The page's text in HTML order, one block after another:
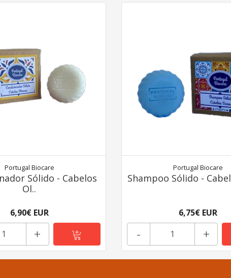
Portugal Biocare
Sólido - Cabelos
Ol..
6,90€ EUR
+
Portugal Biocare
Shampoo Sólido -
6,75€ EUR
+
-